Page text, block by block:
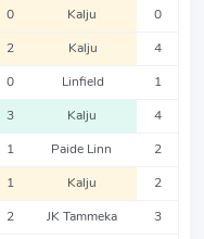
0 Kalju 0
2 Kalju 4
0 Linfield 1
3 Kalju 4
1 Paide Linn 2
1 Kalju 2
2 JK Tammeka 3